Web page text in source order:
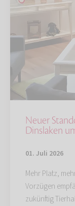
Neuer
Dinslaken
01. Juli 2026
Mehr Platz,
Vorzügen
zukünftig